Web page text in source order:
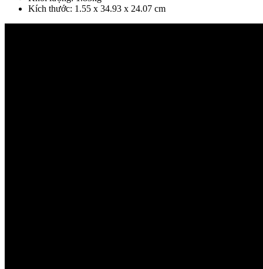
Kích thước: 1.55 x 34.93 x 24.07 cm